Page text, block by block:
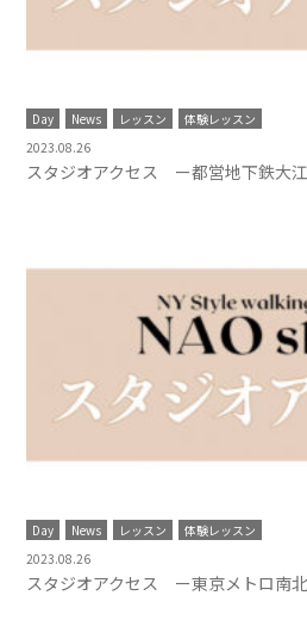
Day News レッスン
体験レッスン
2023.08.26
スタジオアクセス ー都営地下鉄大
Day News レッスン
体験レッスン
2023.08.26
スタジオアクセス ー東京メトロ南